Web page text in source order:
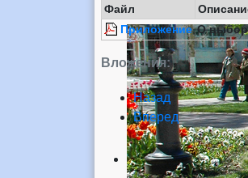
Вложения:
Файл
Приложение О
Назад
Вперед